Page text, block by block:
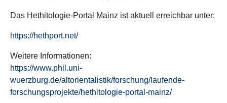
Das Hethitologie-Portal Mainz ist aktuell erreichbar unter:
https://hethport.net/
Weitere Informationen:
https://www.phil.uni-
wuerzburg.de/altorientalistik/forschung/laufende-
forschungsprojekte/hethitologie-portal-mainz/